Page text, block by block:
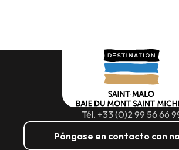
Tél. +33 (0)2 99 56 66
Póngase en contacto con